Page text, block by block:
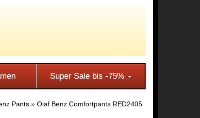
Super Sale bis -75%
Pants» Olaf Benz Comfortpants RED2405